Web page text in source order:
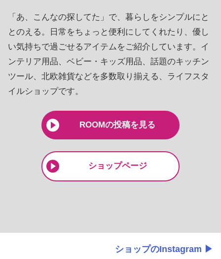
「あ、こんなの探してた」で、暮らしをシンプルにと
とのえる。日常をちょっと便利にしてくれたり、優し
い気持ちで過ごせるアイテムをご紹介しています。イ
ンテリア用品、ベビー・キッズ用品、話題のキッチン
ツール、北欧雑貨などを多数取り揃える、ライフスタ
イルショップです。
ROOMの投稿を見る
ショップページ
ショップのInstagram ▶